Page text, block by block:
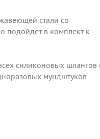
стали со
подойдет в комплект к
силиконовых шлангов
мундштуков.